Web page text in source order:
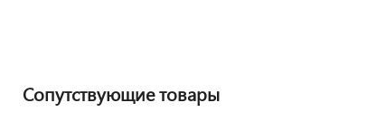
Сопутствующие товары